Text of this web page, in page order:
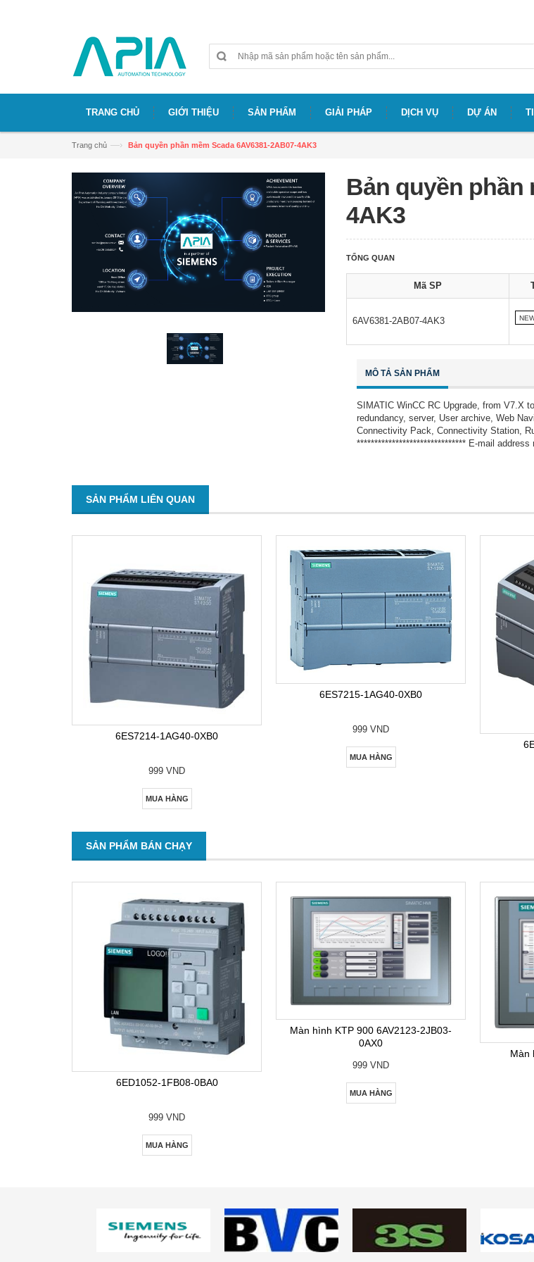
TRANG CHỦ GIỚI THIỆU SẢN PHẨM GIẢI PHÁP DỊCH VỤ DỰ ÁN
Trang chủ —› Bản quyền phần mềm Scada 6AV6381-2AB07-4AK3
Bản quyền phần
4AK3
TỔNG QUAN
Mã SP
6AV6381-2AB07-4AK3
MÔ TẢ SẢN PHẨM
SIMATIC WinCC RC Upgrade, from V7.X
redundancy, server, User archive, Web
Connectivity Pack, Connectivity Station,
******************************* E-mail address
SẢN PHẨM LIÊN QUAN
6ES7214-1AG40-0XB0
999 VND
MUA HÀNG
6ES7215-1AG40-0XB0
999 VND
MUA HÀNG
SẢN PHẨM BÁN CHẠY
6ED1052-1FB08-0BA0
999 VND
MUA HÀNG
Màn hình KTP 900 6AV2123-2JB03-
0AX0
999 VND
MUA HÀNG
Màn